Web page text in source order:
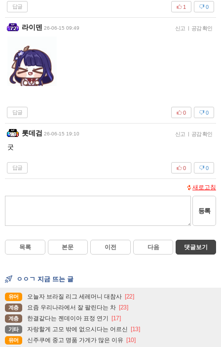
답글 0
1
라이덴 26-06-15 09:49 신고 | 공감 확인
답글 0
0
롯데검 26-06-15 19:10 신고 | 공감 확인
굿
답글 0
0
새로고침
등록
목록 본문 이전 다음 댓글보기
ㅇㅇㄱ 지금 뜨는 글
유머 오늘자 브라질 리그 세레머니 대참사 [22]
계층 요즘 우리나라에서 잘 팔린다는 차 [23]
계층 한결같다는 젠데이아 표정 연기 [17]
기타 자랑할게 고모 밖에 없으시다는 어르신 [13]
유머 신주쿠에 중고 명품 가게가 많은 이유 [10]